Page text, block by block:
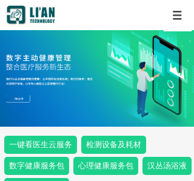
一键看医生云服务 检测设备及耗材
数字健康服务包 心理健康服务包 汉丛汤浴液